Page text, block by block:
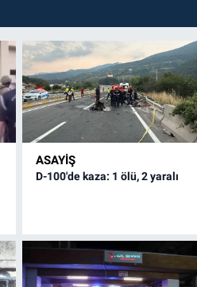
ASAYİŞ
D-100'de kaza: 1 ölü, 2 yaralı